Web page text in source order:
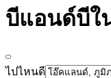
บีแอนด์บีใ
ไปไหนดี